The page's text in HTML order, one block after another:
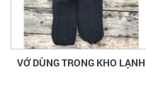
VỚ DÙNG TRONG KHO LẠNH